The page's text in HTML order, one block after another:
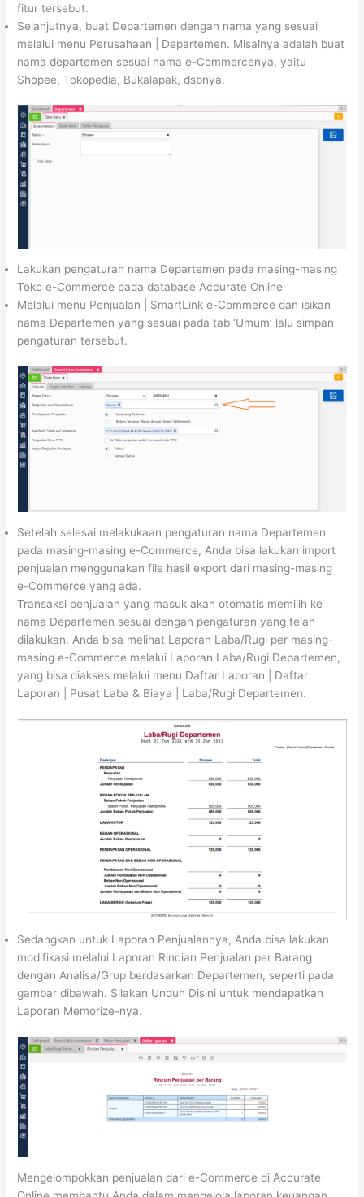
fitur tersebut.
Selanjutnya, buat Departemen dengan nama yang sesuai
melalui menu Perusahaan | Departemen. Misalnya adalah buat
nama departemen sesuai nama e-Commercenya, yaitu
Shopee, Tokopedia, Bukalapak, dsbnya.
Lakukan pengaturan nama Departemen pada masing-masing
Toko e-Commerce pada database Accurate Online
Melalui menu Penjualan | SmartLink e-Commerce dan isikan
nama Departemen yang sesuai pada tab ‘Umum’ lalu simpan
pengaturan tersebut.
Setelah selesai melakukaan pengaturan nama Departemen
pada masing-masing e-Commerce, Anda bisa lakukan import
penjualan menggunakan file hasil export dari masing-masing
e-Commerce yang ada.
Transaksi penjualan yang masuk akan otomatis memilih ke
nama Departemen sesuai dengan pengaturan yang telah
dilakukan. Anda bisa melihat Laporan Laba/Rugi per masing-
masing e-Commerce melalui Laporan Laba/Rugi Departemen,
yang bisa diakses melalui menu Daftar Laporan | Daftar
Laporan | Pusat Laba & Biaya | Laba/Rugi Departemen.
Sedangkan untuk Laporan Penjualannya, Anda bisa lakukan
modifikasi melalui Laporan Rincian Penjualan per Barang
dengan Analisa/Grup berdasarkan Departemen, seperti pada
gambar dibawah. Silakan Unduh Disini untuk mendapatkan
Laporan Memorize-nya.
Mengelompokkan penjualan dari e-Commerce di Accurate